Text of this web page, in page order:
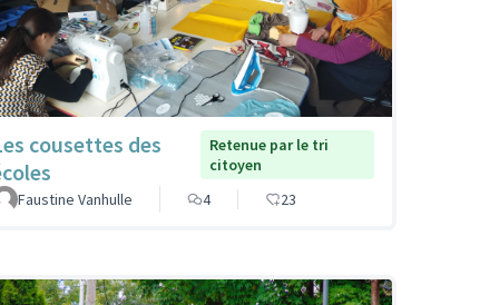
cousettes des
Retenue par le tri
citoyen
Faustine Vanhulle
4 23